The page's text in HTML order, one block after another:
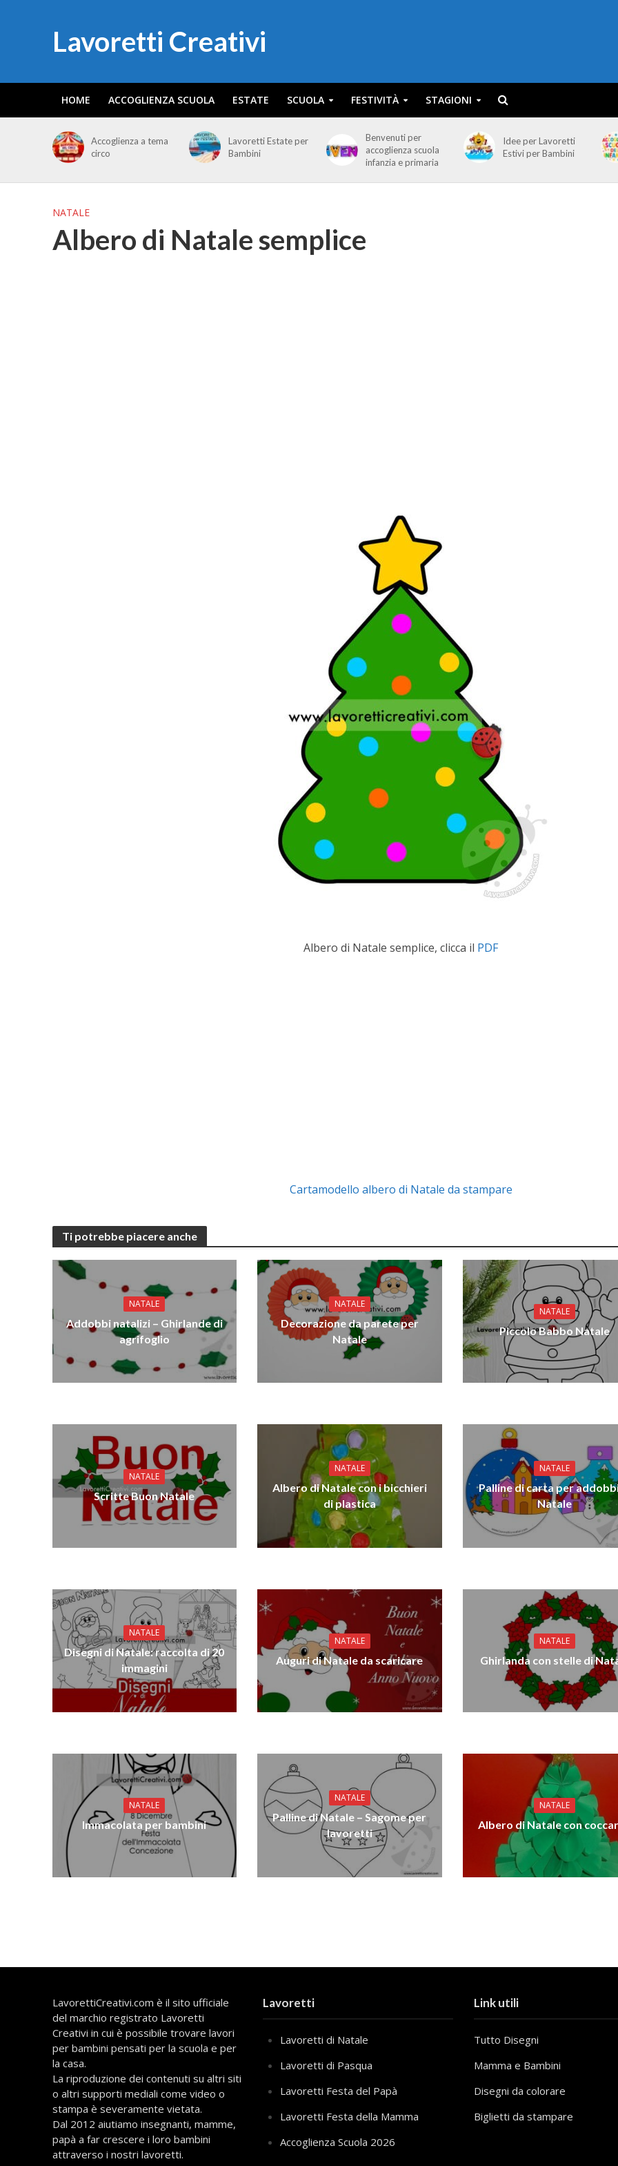
Lavoretti Creativi
HOME ACCOGLIENZA SCUOLA ESTATE SCUOLA FESTIVITÀ STAGIONI
Accoglienza a tema
circo
Lavoretti Estate per
Bambini
Benvenuti per
accoglienza scuola
infanzia e primaria
Idee per Lavoretti
Estivi per Bambini
NATALE
Albero di Natale semplice
Albero di Natale semplice, clicca il PDF
Cartamodello albero di Natale da stampare
Ti potrebbe piacere anche
NATALE
Addobbi natalizi – Ghirlande di
agrifoglio
NATALE
Decorazione da parete per
Natale
NATALE
Piccolo Babbo Natale
NATALE
Scritte Buon Natale
NATALE
Albero di Natale con i bicchieri
di plastica
NATALE
Palline di carta per
Natale
NATALE
Disegni di Natale: raccolta di 20
immagini
NATALE
Auguri di Natale da scaricare
NATALE
Ghirlanda con stelle di
NATALE
Immacolata per bambini
NATALE
Palline di Natale – Sagome per
lavoretti
NATALE
Albero di Natale con
LavorettiCreativi.com è il sito ufficiale
del marchio registrato Lavoretti
Creativi in cui è possibile trovare lavori
per bambini pensati per la scuola e per
la casa.
La riproduzione dei contenuti su altri siti
o altri supporti mediali come video o
stampa è severamente vietata.
Dal 2012 aiutiamo insegnanti, mamme,
papà a far crescere i loro bambini
attraverso i nostri lavoretti.
Lavoretti
Lavoretti di Natale
Lavoretti di Pasqua
Lavoretti Festa del Papà
Lavoretti Festa della Mamma
Accoglienza Scuola 2026
Link utili
Tutto Disegni
Mamma e Bambini
Disegni da colorare
Biglietti da stampare